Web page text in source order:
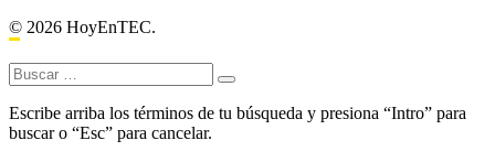
© 2026 HoyEnTEC.
Buscar:
Escribe arriba los términos de tu búsqueda y presiona “Intro” para
buscar o “Esc” para cancelar.